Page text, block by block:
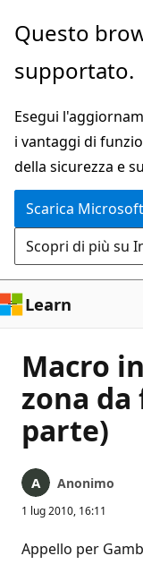
Ignora
passa
contenuto
principale
Questo
supportato.
Esegui
i vantaggi di
della sicurezza e
Scarica
Scopri di più su
Learn
Macro
zona da
parte)
Anonimo
1 lug 2010, 16:11
Appello per